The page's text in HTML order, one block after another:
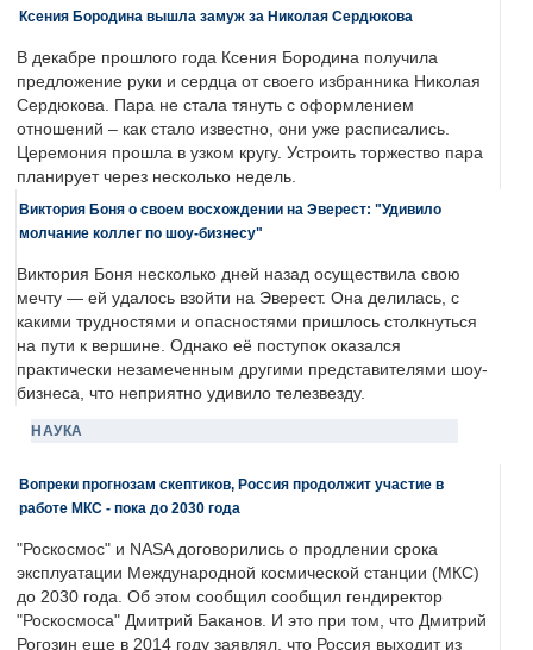
Ксения Бородина вышла замуж за Николая Сердюкова
В декабре прошлого года Ксения Бородина получила
предложение руки и сердца от своего избранника Николая
Сердюкова. Пара не стала тянуть с оформлением
отношений – как стало известно, они уже расписались.
Церемония прошла в узком кругу. Устроить торжество пара
планирует через несколько недель.
Виктория Боня о своем восхождении на Эверест: "Удивило
молчание коллег по шоу-бизнесу"
Виктория Боня несколько дней назад осуществила свою
мечту — ей удалось взойти на Эверест. Она делилась, с
какими трудностями и опасностями пришлось столкнуться
на пути к вершине. Однако её поступок оказался
практически незамеченным другими представителями шоу-
бизнеса, что неприятно удивило телезвезду.
НАУКА
Вопреки прогнозам скептиков, Россия продолжит участие в
работе МКС - пока до 2030 года
"Роскосмос" и NASA договорились о продлении срока
эксплуатации Международной космической станции (МКС)
до 2030 года. Об этом сообщил сообщил гендиректор
"Роскосмоса" Дмитрий Баканов. И это при том, что Дмитрий
Рогозин еще в 2014 году заявлял, что Россия выходит из